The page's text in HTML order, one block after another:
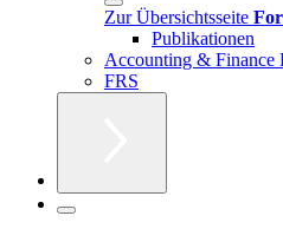
Zur Übersichtsseite
Publikationen
Accounting & Finance
FRS